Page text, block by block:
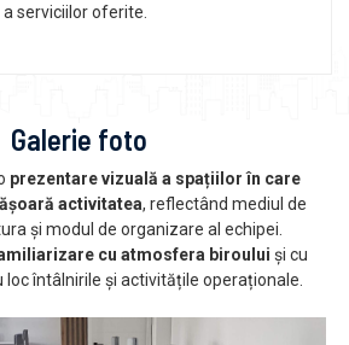
serviciilor oferite.
Galerie foto
prezentare vizuală a spațiilor în care
activitatea, reflectând mediul de
și modul de organizare al echipei.
cu atmosfera biroului și cu
loc întâlnirile și activitățile operaționale.